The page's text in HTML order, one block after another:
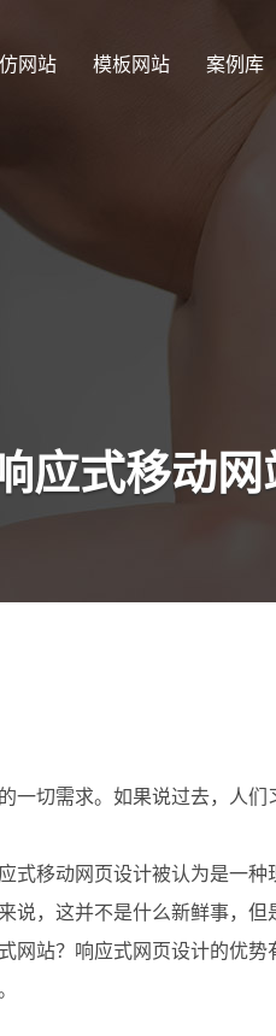
网站 模板网站 案例库
应式移动
一切需求。如果说过去，人们
移动网页设计被认为是一种
说，这并不是什么新鲜事，但
网站？响应式网页设计的优势